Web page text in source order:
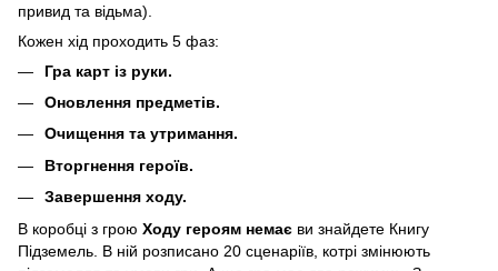
привид та відьма).
Кожен хід проходить 5 фаз:
Гра карт із руки.
Оновлення предметів.
Очищення та утримання.
Вторгнення героїв.
Завершення ходу.
В коробці з грою Ходу героям немає ви знайдете Книгу
Підземель. В ній розписано 20 сценаріїв, котрі змінюють